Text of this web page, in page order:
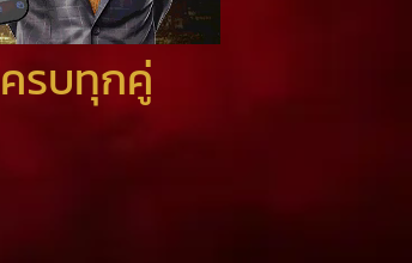
รบทุกคู่